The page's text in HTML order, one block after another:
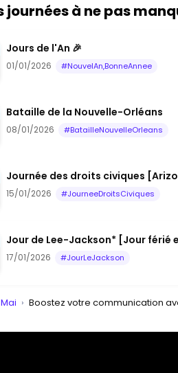
journées à ne pas
Jours de l'An 🎉
01/01/2026 #NouvelAn,BonneAnnee
Bataille de la Nouvelle-Orléans
08/01/2026 #BatailleNouvelleOrleans
Journée des droits civiques
15/01/2026 #JourneeDroitsCiviques
Jour de Lee-Jackson* [Jour férié
17/01/2026 #JourLeJackson
Mai › Boostez votre communication